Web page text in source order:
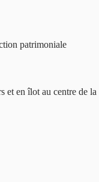
patrimoniale
et en îlot au centre de la